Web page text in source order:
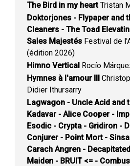
The Bird in my heartTristan
Doktorjones - Flypaper and
Cleaners - The Toad
Sales Majestés Festival de
(édition 2026)
Himno Vertical Rocío
Hymnes à l'amour III
Didier Ithursarry
Lagwagon - Uncle Acid and
Kadavar - Alice Cooper -
Esodic - Crypta - Gridiron -
Conjurer - Point Mort -
Carach Angren -
Maiden - BRUIT <= -